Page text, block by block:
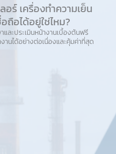
อร์ เครื่องทำความเย็น
ถือได้อยู่ใช่ไหม?
ละประเมินหน้างานเบื้องต้นฟรี
นได้อย่างต่อเนื่องและคุ้มค่าที่สุด